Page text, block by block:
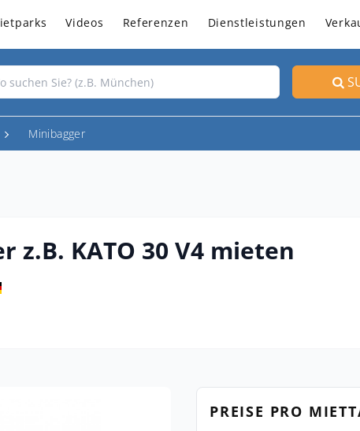
Videos Referenzen Dienstleistungen
Minibagger
z.B. KATO 30 V4 mieten
PREISE PRO